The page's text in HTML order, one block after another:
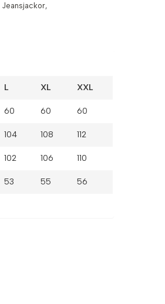
Jeansjackor,
L XL XXL
60 60 60
104 108 112
102 106 110
53 55 56